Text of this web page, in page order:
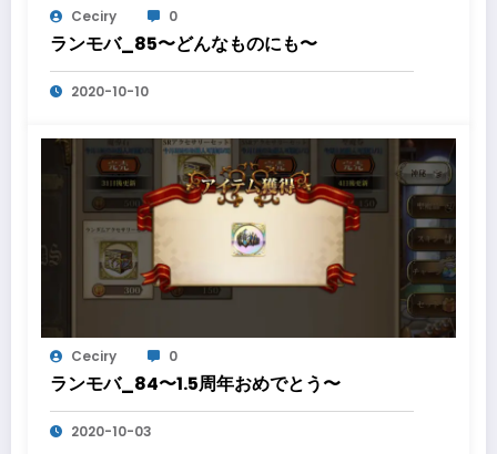
Ceciry 0
ランモバ_85〜どんなものにも〜
2020-10-10
Ceciry 0
ランモバ_84〜1.5周年おめでとう〜
2020-10-03